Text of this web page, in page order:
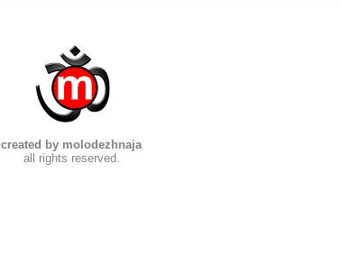
created by molodezhnaja
all rights reserved.